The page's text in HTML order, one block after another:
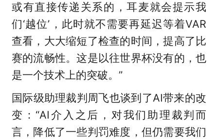
或有直接传递关系的，耳麦就会提示我
们‘越位’，此时就不需要再延迟等着VAR
查看，大大缩短了检查的时间，提高了比
赛的流畅性。这是以往世界杯没有的，也
是一个技术上的突破。”
国际级助理裁判周飞也谈到了AI带来的改
变：“AI介入之后，对我们助理裁判而
言，降低了一些判罚难度，但仍需要我们